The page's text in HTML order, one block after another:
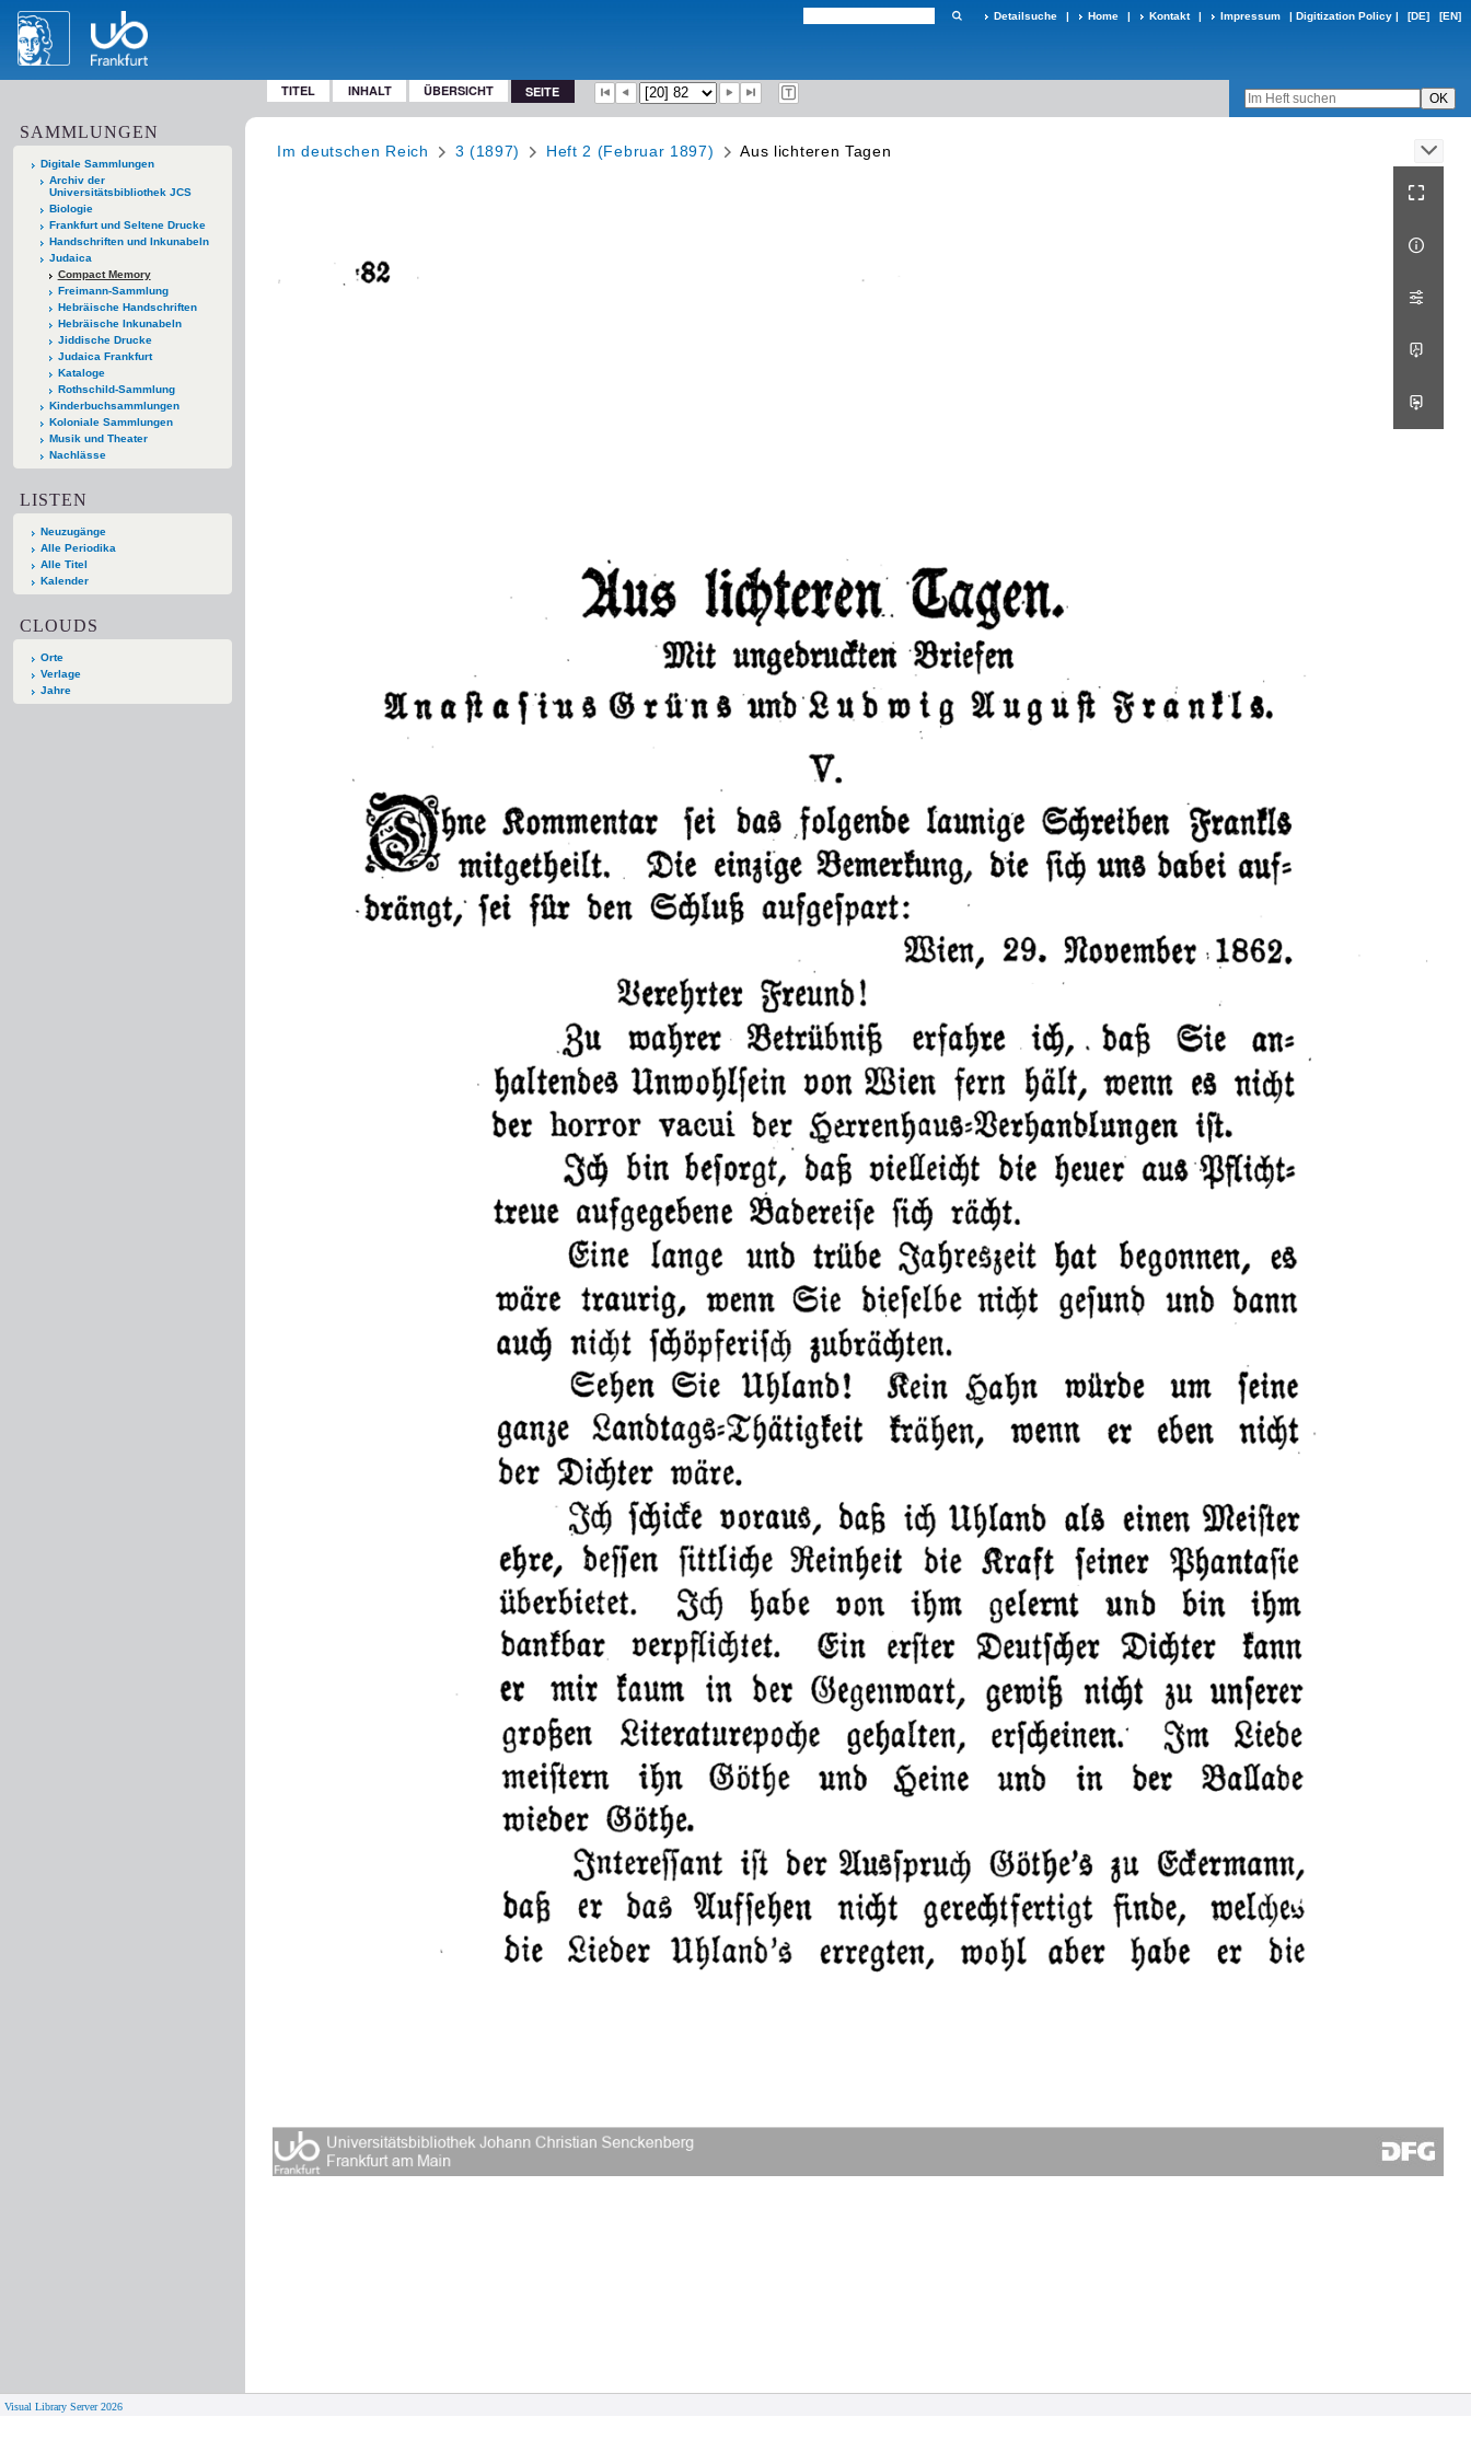
Detailsuche | Home | Kontakt | Impressum | Digitization Policy | [DE] [EN]
TITEL INHALT ÜBERSICHT SEITE
SAMMLUNGEN
Digitale Sammlungen
Archiv der
Universitätsbibliothek JCS
Biologie
Frankfurt und Seltene Drucke
Handschriften und Inkunabeln
Judaica
Compact Memory
Freimann-Sammlung
Hebräische Handschriften
Hebräische Inkunabeln
Jiddische Drucke
Judaica Frankfurt
Kataloge
Rothschild-Sammlung
Kinderbuchsammlungen
Koloniale Sammlungen
Musik und Theater
Nachlässe
LISTEN
Neuzugänge
Alle Periodika
Alle Titel
Kalender
CLOUDS
Orte
Verlage
Jahre
Im deutschen Reich 3 (1897) Heft 2 (Februar 1897) Aus lichteren Tagen
Visual Library Server 2026